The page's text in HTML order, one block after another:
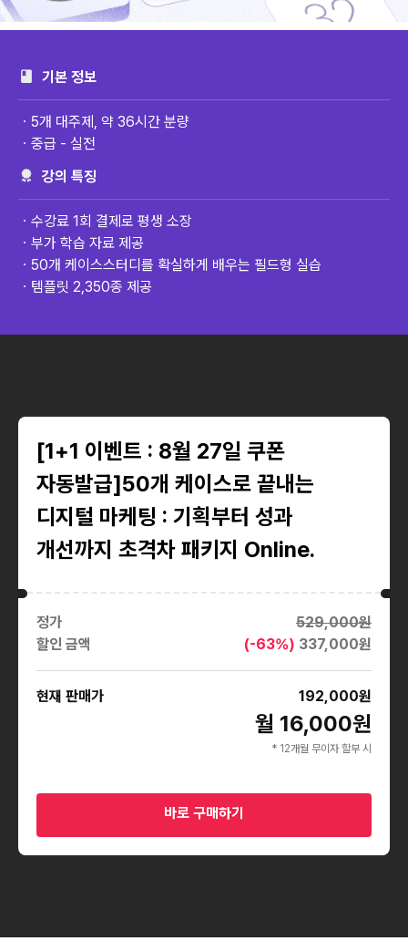
기본 정보
ㆍ5개 대주제, 약 36시간 분량
ㆍ중급 - 실전
강의 특징
ㆍ수강료 1회 결제로 평생 소장
ㆍ부가 학습 자료 제공
ㆍ50개 케이스스터디를 확실하게 배우는 필드형 실습
ㆍ템플릿 2,350종 제공
[1+1 이벤트 : 8월 27일 쿠폰
자동발급]50개 케이스로 끝내는
디지털 마케팅 : 기획부터 성과
개선까지 초격차 패키지 Online.
정가 529,000원
할인 금액
(-63%) 337,000원
현재 판매가 192,000원
월 16,000원
* 12개월 무이자 할부 시
바로 구매하기